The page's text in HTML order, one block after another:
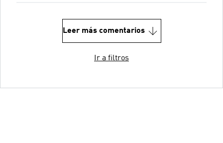
Leer más comentarios
Ir a filtros